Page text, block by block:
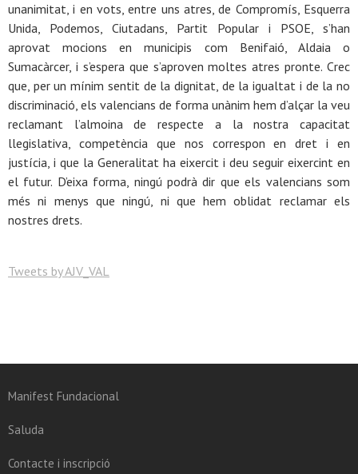
unanimitat, i en vots, entre uns atres, de Compromís, Esquerra
Unida, Podemos, Ciutadans, Partit Popular i PSOE, s’han
aprovat mocions en municipis com Benifaió, Aldaia o
Sumacàrcer, i s’espera que s’aproven moltes atres pronte. Crec
que, per un mínim sentit de la dignitat, de la igualtat i de la no
discriminació, els valencians de forma unànim hem d’alçar la veu
reclamant l’almoina de respecte a la nostra capacitat
llegislativa, competència que nos correspon en dret i en
justícia, i que la Generalitat ha eixercit i deu seguir eixercint en
el futur. D’eixa forma, ningú podrà dir que els valencians som
més ni menys que ningú, ni que hem oblidat reclamar els
nostres drets.
Tweets by AJV_VAL
Manifest Fundacional
Saluda
Contacte i inscripció